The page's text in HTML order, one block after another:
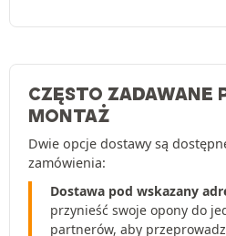
CZĘSTO ZADAWANE
MONTAŻ
Dwie opcje dostawy są
zamówienia:
Dostawa pod wskazany
przynieść swoje opony do
partnerów, aby